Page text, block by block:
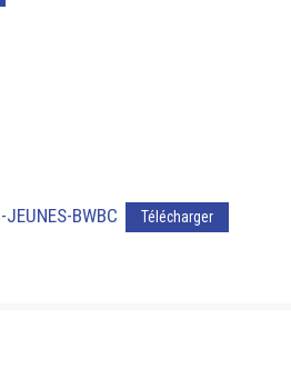
BWBC Télécharger